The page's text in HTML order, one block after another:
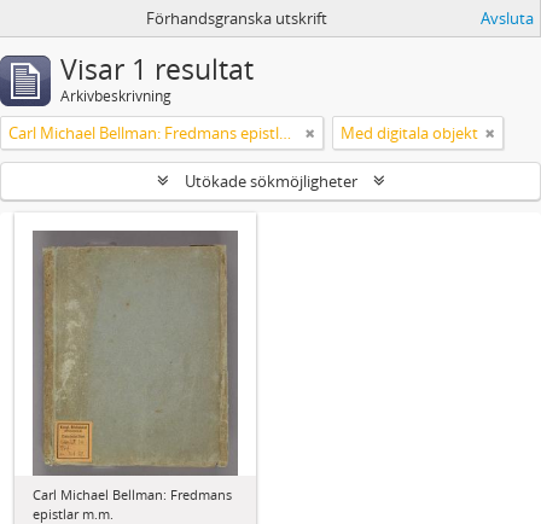
Förhandsgranska utskrift Avsluta
Visar 1 resultat
Arkivbeskrivning
Carl Michael Bellman: Fredmans epistlar m.m. Med digitala objekt
Utökade sökmöjligheter
Carl Michael Bellman: Fredmans
epistlar m.m.